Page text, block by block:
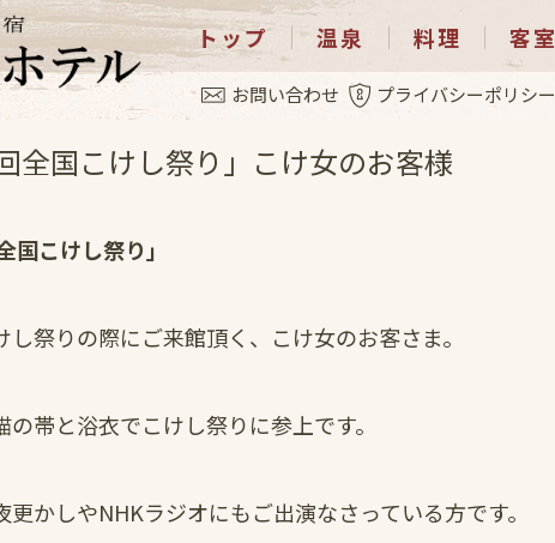
トップ 温泉 料理 客室
お問い合わせ プライバシーポリシー
日記 2018.9.10
全国こけし祭り」こけ女のお客様
国こけし祭り」
し祭りの際にご来館頂く、こけ女のお客さま。
の帯と浴衣でこけし祭りに参上です。
更かしやNHKラジオにもご出演なさっている方です。